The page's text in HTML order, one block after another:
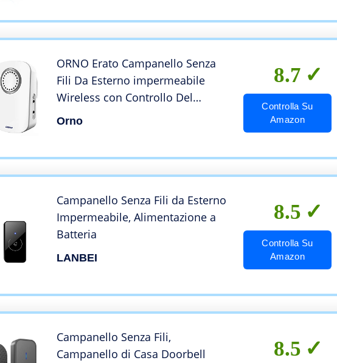
ORNO Erato Campanello Senza
Fili Da Esterno impermeabile
Wireless con Controllo Del
Volume e 100m di Portata 32
Orno
8.7
Controlla Su
Amazon
Campanello Senza Fili da Esterno
Impermeabile, Alimentazione a
Batteria
LANBEI
8.5
Controlla Su
Amazon
Campanello Senza Fili,
Campanello di Casa Doorbell
8.5